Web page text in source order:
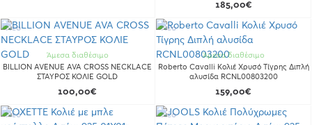
185,00€
Νέο
Άμεσα διαθέσιμο
BILLION AVENUE AVA CROSS NECKLACE
ΣΤΑΥΡΟΣ ΚΟΛΙΕ GOLD
100,00€
Νέο
Άμεσα διαθέσιμο
Roberto Cavalli Κολιέ Χρυσό Τίγρης Διπλή
αλυσίδα RCNL00803200
159,00€
Νέο Νέο